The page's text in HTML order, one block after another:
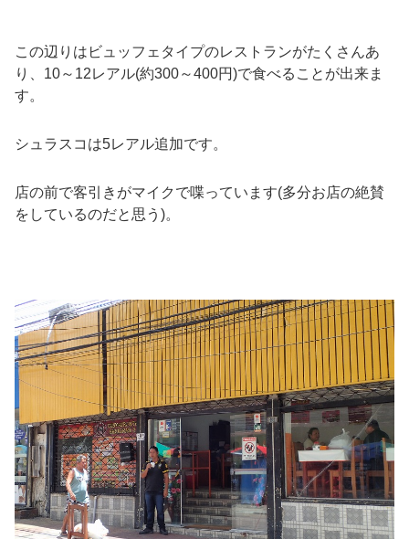
この辺りはビュッフェタイプのレストランがたくさんあ
り、10～12レアル(約300～400円)で食べることが出来ま
す。
シュラスコは5レアル追加です。
店の前で客引きがマイクで喋っています(多分お店の絶賛
をしているのだと思う)。